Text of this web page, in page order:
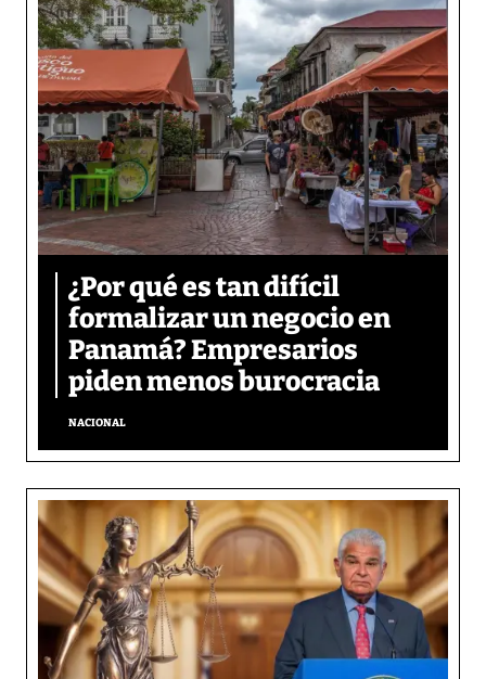
¿Por qué es tan difícil
formalizar un negocio en
Panamá? Empresarios
piden menos burocracia
NACIONAL